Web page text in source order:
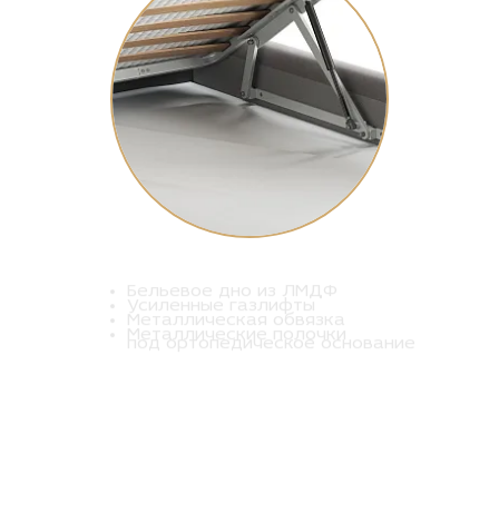
Усиленные газлифты
Металлическая обвязка
Металлические полочки
под ортопедическое основание